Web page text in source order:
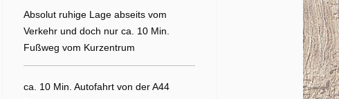
Absolut ruhige Lage abseits vom
Verkehr und doch nur ca. 10 Min.
Fußweg vom Kurzentrum
ca. 10 Min. Autofahrt von der A44